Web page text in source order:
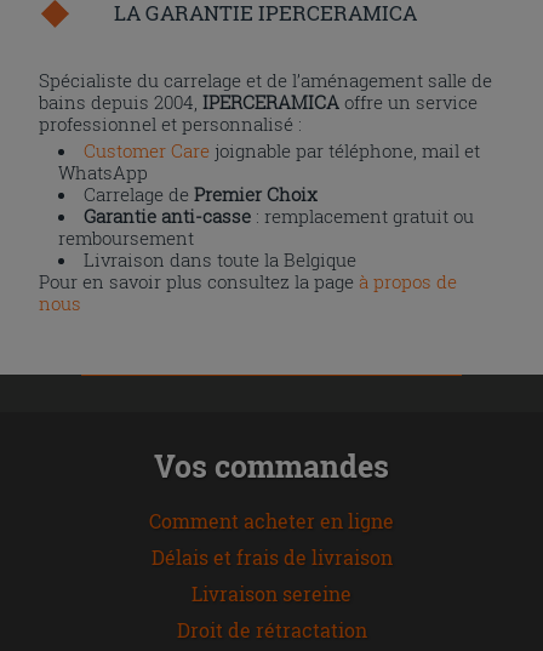
LA GARANTIE IPERCERAMICA
Spécialiste du carrelage et de l’aménagement salle de
bains depuis 2004,IPERCERAMICA offre un service
professionnel et personnalisé :
Customer Care joignable par téléphone, mail et
WhatsApp
Carrelage dePremier Choix
Garantie anti-casse : remplacement gratuit ou
remboursement
Livraison dans toute la Belgique
Pour en savoir plus consultez la page à propos de
nous
Vos commandes
Comment acheter en ligne
Délais et frais de livraison
Livraison sereine
Droit de rétractation